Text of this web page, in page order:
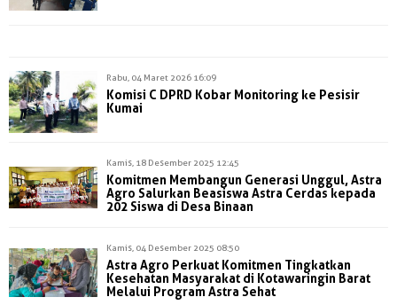
Rabu, 04 Maret 2026 16:09
Komisi C DPRD Kobar Monitoring ke Pesisir
Kumai
Kamis, 18 Desember 2025 12:45
Komitmen Membangun Generasi Unggul, Astra
Agro Salurkan Beasiswa Astra Cerdas kepada
202 Siswa di Desa Binaan
Kamis, 04 Desember 2025 08:50
Astra Agro Perkuat Komitmen Tingkatkan
Kesehatan Masyarakat di Kotawaringin Barat
Melalui Program Astra Sehat